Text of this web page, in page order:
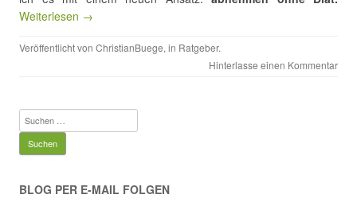
Weiterlesen →
Veröffentlicht von ChristianBuege, in Ratgeber.
Hinterlasse einen Kommentar
Suchen
nach:
BLOG PER E-MAIL FOLGEN